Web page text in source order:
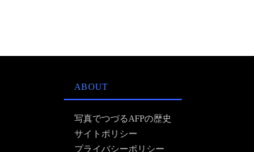
ABOUT
写真でつづるAFPの歴史
サイトポリシー
プライバシーポリシー